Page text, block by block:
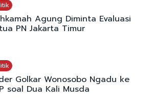
Agung Diminta Evaluasi
PN Jakarta Timur
Golkar Wonosobo Ngadu ke
soal Dua Kali Musda